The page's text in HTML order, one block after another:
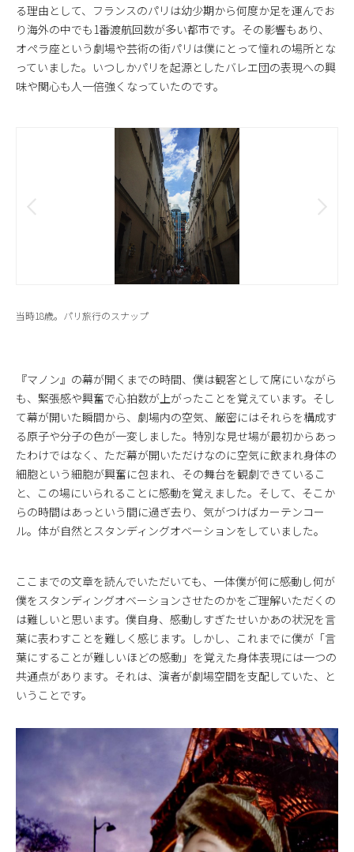
る理由として、フランスのパリは幼少期から何度か足を運んでお
り海外の中でも1番渡航回数が多い都市です。その影響もあり、
オペラ座という劇場や芸術の街パリは僕にとって憧れの場所とな
っていました。いつしかパリを起源としたバレエ団の表現への興
味や関心も人一倍強くなっていたのです。
当時18歳。パリ旅行のスナップ
『マノン』の幕が開くまでの時間、僕は観客として席にいながら
も、緊張感や興奮で心拍数が上がったことを覚えています。そし
て幕が開いた瞬間から、劇場内の空気、厳密にはそれらを構成す
る原子や分子の色が一変しました。特別な見せ場が最初からあっ
たわけではなく、ただ幕が開いただけなのに空気に飲まれ身体の
細胞という細胞が興奮に包まれ、その舞台を観劇できているこ
と、この場にいられることに感動を覚えました。そして、そこか
らの時間はあっという間に過ぎ去り、気がつけばカーテンコー
ル。体が自然とスタンディングオベーションをしていました。
ここまでの文章を読んでいただいても、一体僕が何に感動し何が
僕をスタンディングオベーションさせたのかをご理解いただくの
は難しいと思います。僕自身、感動しすぎたせいかあの状況を言
葉に表わすことを難しく感じます。しかし、これまでに僕が「言
葉にすることが難しいほどの感動」を覚えた身体表現には一つの
共通点があります。それは、演者が劇場空間を支配していた、と
いうことです。